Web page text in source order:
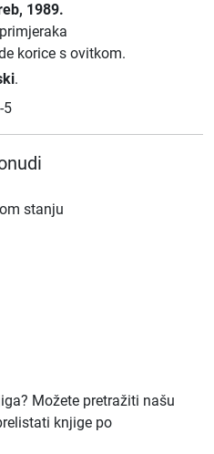
, 1989.
korice s ovitkom.
.
5
stanju
Možete pretražiti našu
knjige po